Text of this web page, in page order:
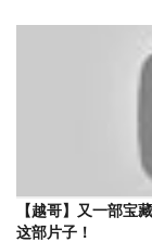
【越哥】又一部宝
这部片子！